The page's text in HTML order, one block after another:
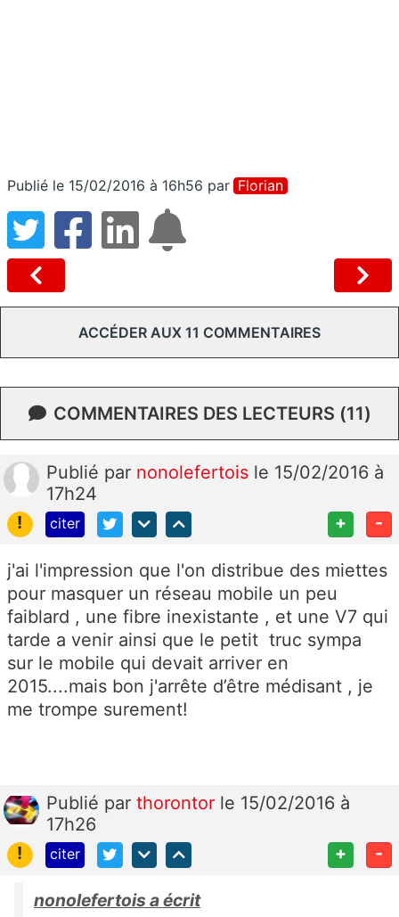
Publié le 15/02/2016 à 16h56 par Florian
ACCÉDER AUX 11 COMMENTAIRES
COMMENTAIRES DES LECTEURS (11)
Publié par nonolefertois le 15/02/2016 à
17h24
!
citer + -
j'ai l'impression que l'on distribue des miettes
pour masquer un réseau mobile un peu
faiblard , une fibre inexistante , et une V7 qui
tarde a venir ainsi que le petit truc sympa
sur le mobile qui devait arriver en
2015....mais bon j'arrête d’être médisant , je
me trompe surement!
Publié par thorontor le 15/02/2016 à
17h26
!
citer + -
nonolefertois a écrit